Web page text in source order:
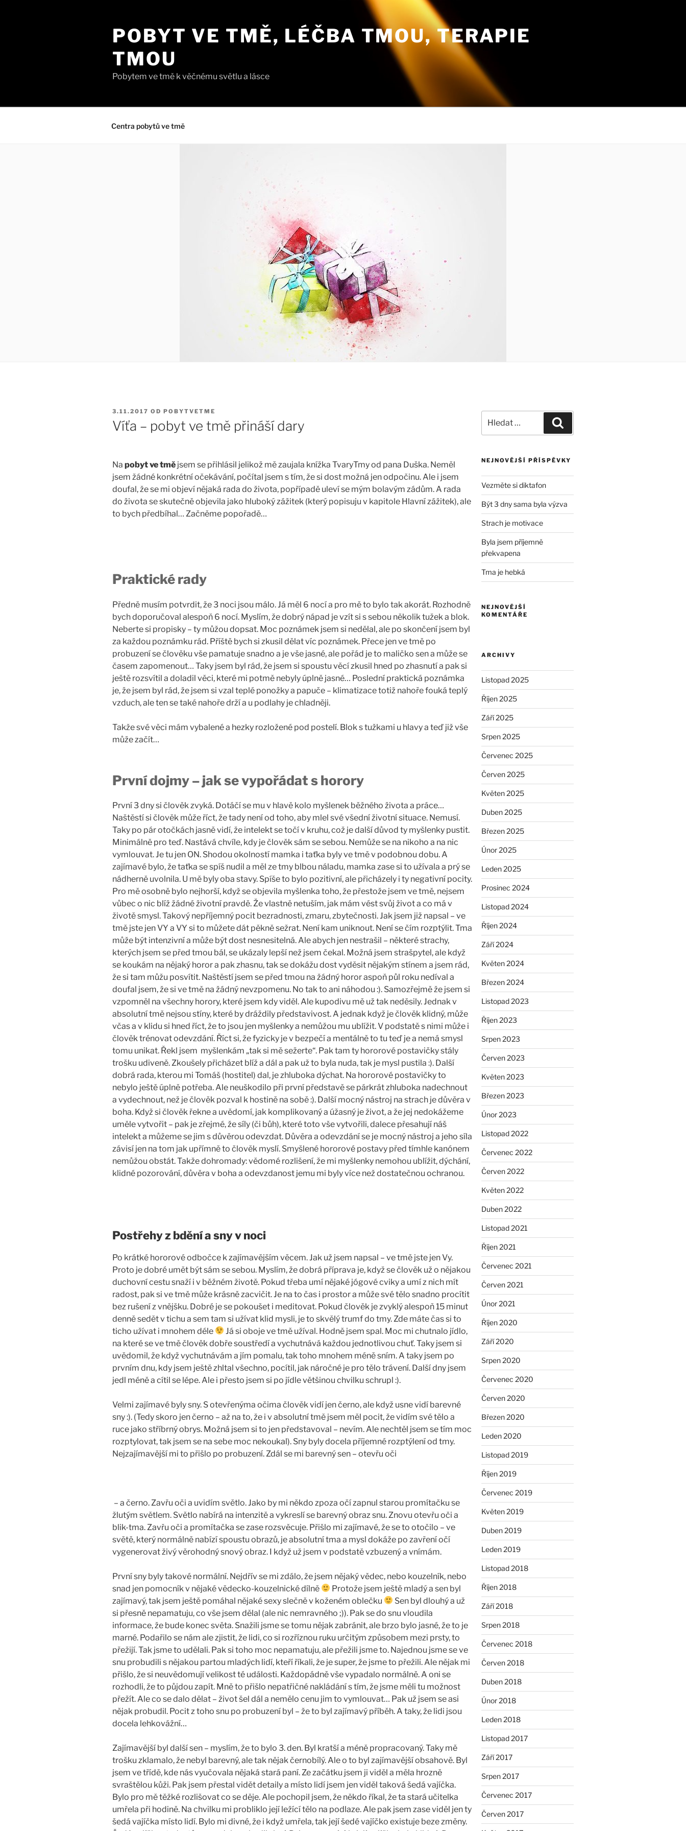
POBYT VE TMĚ, LÉČBA TMOU, TERAPIE
TMOU
Pobytem ve tmě k věčnému světlu a lásce
Centra pobytů ve tmě
PUBLIKOVÁNO
3.11.2017 OD POBYTVETME
Víťa – pobyt ve tmě přináší dary
Na pobyt ve tmě jsem se přihlásil jelikož mě zaujala knížka TvaryTmy od pana Duška. Neměl
jsem žádné konkrétní očekávání, počítal jsem s tím, že si dost možná jen odpočinu. Ale i jsem
doufal, že se mi objeví nějaká rada do života, popřípadě uleví se mým bolavým zádům. A rada
do života se skutečně objevila jako hluboký zážitek (který popisuju v kapitole Hlavní zážitek), ale
to bych předbíhal… Začněme popořadě…
Praktické rady
Předně musím potvrdit, že 3 noci jsou málo. Já měl 6 nocí a pro mě to bylo tak akorát. Rozhodně
bych doporučoval alespoň 6 nocí. Myslím, že dobrý nápad je vzít si s sebou několik tužek a blok.
Neberte si propisky – ty můžou dopsat. Moc poznámek jsem si nedělal, ale po skončení jsem byl
za každou poznámku rád. Příště bych si zkusil dělat víc poznámek. Přece jen ve tmě po
probuzení se člověku vše pamatuje snadno a je vše jasné, ale pořád je to maličko sen a může se
časem zapomenout… Taky jsem byl rád, že jsem si spoustu věcí zkusil hned po zhasnutí a pak si
ještě rozsvítil a doladil věci, které mi potmě nebyly úplně jasné… Poslední praktická poznámka
je, že jsem byl rád, že jsem si vzal teplé ponožky a papuče – klimatizace totiž nahoře fouká teplý
vzduch, ale ten se také nahoře drží a u podlahy je chladněji.
Takže své věci mám vybalené a hezky rozložené pod postelí. Blok s tužkami u hlavy a teď již vše
může začít…
První dojmy – jak se vypořádat s horory
První 3 dny si člověk zvyká. Dotáčí se mu v hlavě kolo myšlenek běžného života a práce…
Naštěstí si člověk může říct, že tady není od toho, aby mlel své všední životní situace. Nemusí.
Taky po pár otočkách jasně vidí, že intelekt se točí v kruhu, což je další důvod ty myšlenky pustit.
Minimálně pro teď. Nastává chvíle, kdy je člověk sám se sebou. Nemůže se na nikoho a na nic
vymlouvat. Je tu jen ON. Shodou okolností mamka i taťka byly ve tmě v podobnou dobu. A
zajímavé bylo, že taťka se spíš nudil a měl ze tmy blbou náladu, mamka zase si to užívala a prý se
nádherně uvolnila. U mě byly oba stavy. Spíše to bylo pozitivní, ale přicházely i ty negativní pocity.
Pro mě osobně bylo nejhorší, když se objevila myšlenka toho, že přestože jsem ve tmě, nejsem
vůbec o nic blíž žádné životní pravdě. Že vlastně netuším, jak mám vést svůj život a co má v
životě smysl. Takový nepříjemný pocit bezradnosti, zmaru, zbytečnosti. Jak jsem již napsal – ve
tmě jste jen VY a VY si to můžete dát pěkně sežrat. Není kam uniknout. Není se čím rozptýlit. Tma
může být intenzivní a může být dost nesnesitelná. Ale abych jen nestrašil – některé strachy,
kterých jsem se před tmou bál, se ukázaly lepší než jsem čekal. Možná jsem strašpytel, ale když
se koukám na nějaký horor a pak zhasnu, tak se dokážu dost vyděsit nějakým stínem a jsem rád,
že si tam můžu posvítit. Naštěstí jsem se před tmou na žádný horor aspoň půl roku nedíval a
doufal jsem, že si ve tmě na žádný nevzpomenu. No tak to ani náhodou :). Samozřejmě že jsem si
vzpomněl na všechny horory, které jsem kdy viděl. Ale kupodivu mě už tak neděsily. Jednak v
absolutní tmě nejsou stíny, které by dráždily představivost. A jednak když je člověk klidný, může
včas a v klidu si hned říct, že to jsou jen myšlenky a nemůžou mu ublížit. V podstatě s nimi může i
člověk trénovat odevzdání. Říct si, že fyzicky je v bezpečí a mentálně to tu teď je a nemá smysl
tomu unikat. Řekl jsem myšlenkám „tak si mě sežerte“. Pak tam ty hororové postavičky stály
trošku udiveně. Zkoušely přicházet blíž a dál a pak už to byla nuda, tak je mysl pustila :). Další
dobrá rada, kterou mi Tomáš (hostitel) dal, je zhluboka dýchat. Na hororové postavičky to
nebylo ještě úplně potřeba. Ale neuškodilo při první představě se párkrát zhluboka nadechnout
a vydechnout, než je člověk pozval k hostině na sobě :). Další mocný nástroj na strach je důvěra v
boha. Když si člověk řekne a uvědomí, jak komplikovaný a úžasný je život, a že jej nedokážeme
uměle vytvořit – pak je zřejmé, že síly (či bůh), které toto vše vytvořili, dalece přesahují náš
intelekt a můžeme se jim s důvěrou odevzdat. Důvěra a odevzdání se je mocný nástroj a jeho síla
závisí jen na tom jak upřímně to člověk myslí. Smyšlené hororové postavy před tímhle kanónem
nemůžou obstát. Takže dohromady: vědomé rozlišení, že mi myšlenky nemohou ublížit, dýchání,
klidné pozorování, důvěra v boha a odevzdanost jemu mi byly více než dostatečnou ochranou.
Postřehy z bdění a sny v noci
Po krátké hororové odbočce k zajímavějším věcem. Jak už jsem napsal – ve tmě jste jen Vy.
Proto je dobré umět být sám se sebou. Myslím, že dobrá příprava je, když se člověk už o nějakou
duchovní cestu snaží i v běžném životě. Pokud třeba umí nějaké jógové cviky a umí z nich mít
radost, pak si ve tmě může krásně zacvičit. Je na to čas i prostor a může své tělo snadno procítit
bez rušení z vnějšku. Dobré je se pokoušet i meditovat. Pokud člověk je zvyklý alespoň 15 minut
denně sedět v tichu a sem tam si užívat klid mysli, je to skvělý trumf do tmy. Zde máte čas si to
ticho užívat i mnohem déle
Já si oboje ve tmě užíval. Hodně jsem spal. Moc mi chutnalo jídlo,
na které se ve tmě člověk dobře soustředí a vychutnává každou jednotlivou chuť. Taky jsem si
uvědomil, že když vychutnávám a jím pomalu, tak toho mnohem méně sním. A taky jsem po
prvním dnu, kdy jsem ještě zhltal všechno, pocítil, jak náročné je pro tělo trávení. Další dny jsem
jedl méně a cítil se lépe. Ale i přesto jsem si po jídle většinou chvilku schrupl :).
Velmi zajímavé byly sny. S otevřenýma očima člověk vidí jen černo, ale když usne vidí barevné
sny :). (Tedy skoro jen černo – až na to, že i v absolutní tmě jsem měl pocit, že vidím své tělo a
ruce jako stříbrný obrys. Možná jsem si to jen představoval – nevím. Ale nechtěl jsem se tím moc
rozptylovat, tak jsem se na sebe moc nekoukal). Sny byly docela příjemné rozptýlení od tmy.
Nejzajímavější mi to přišlo po probuzení. Zdál se mi barevný sen – otevřu oči
– a černo. Zavřu oči a uvidím světlo. Jako by mi někdo zpoza očí zapnul starou promítačku se
žlutým světlem. Světlo nabírá na intenzitě a vykreslí se barevný obraz snu. Znovu otevřu oči a
blik-tma. Zavřu oči a promítačka se zase rozsvěcuje. Přišlo mi zajímavé, že se to otočilo – ve
světě, který normálně nabízí spoustu obrazů, je absolutní tma a mysl dokáže po zavření očí
vygenerovat živý věrohodný snový obraz. I když už jsem v podstatě vzbuzený a vnímám.
První sny byly takové normální. Nejdřív se mi zdálo, že jsem nějaký vědec, nebo kouzelník, nebo
snad jen pomocník v nějaké vědecko-kouzelnické dílně
Protože jsem ještě mladý a sen byl
zajímavý, tak jsem ještě pomáhal nějaké sexy slečně v koženém oblečku
Sen byl dlouhý a už
si přesně nepamatuju, co vše jsem dělal (ale nic nemravného ;)). Pak se do snu vloudila
informace, že bude konec světa. Snažili jsme se tomu nějak zabránit, ale brzo bylo jasné, že to je
marné. Podařilo se nám ale zjistit, že lidi, co si rozříznou ruku určitým způsobem mezi prsty, to
přežijí. Tak jsme to udělali. Pak si toho moc nepamatuju, ale přežili jsme to. Najednou jsme se ve
snu probudili s nějakou partou mladých lidí, kteří říkali, že je super, že jsme to přežili. Ale nějak mi
přišlo, že si neuvědomují velikost té události. Každopádně vše vypadalo normálně. A oni se
rozhodli, že to půjdou zapít. Mně to přišlo nepatřičné nakládání s tím, že jsme měli tu možnost
přežít. Ale co se dalo dělat – život šel dál a nemělo cenu jim to vymlouvat… Pak už jsem se asi
nějak probudil. Pocit z toho snu po probuzení byl – že to byl zajímavý příběh. A taky, že lidi jsou
docela lehkovážní…
Zajímavější byl další sen – myslím, že to bylo 3. den. Byl kratší a méně propracovaný. Taky mě
trošku zklamalo, že nebyl barevný, ale tak nějak černobílý. Ale o to byl zajímavější obsahově. Byl
jsem ve třídě, kde nás vyučovala nějaká stará paní. Ze začátku jsem ji viděl a měla hrozně
svraštělou kůži. Pak jsem přestal vidět detaily a místo lidí jsem jen viděl taková šedá vajíčka.
Bylo pro mě těžké rozlišovat co se děje. Ale pochopil jsem, že někdo říkal, že ta stará učitelka
umřela při hodině. Na chvilku mi probliklo její ležící tělo na podlaze. Ale pak jsem zase viděl jen ty
šedá vajíčka místo lidí. Bylo mi divné, že i když umřela, tak její šedé vajíčko existuje beze změny.
NEJNOVĚJŠÍ PŘÍSPĚVKY
Vezměte si diktafon
Být 3 dny sama byla výzva
Strach je motivace
Byla jsem příjemně
překvapena
Tma je hebká
NEJNOVĚJŠÍ
KOMENTÁŘE
ARCHIVY
Listopad 2025
Říjen 2025
Září 2025
Srpen 2025
Červenec 2025
Červen 2025
Květen 2025
Duben 2025
Březen 2025
Únor 2025
Leden 2025
Prosinec 2024
Listopad 2024
Říjen 2024
Září 2024
Květen 2024
Březen 2024
Listopad 2023
Říjen 2023
Srpen 2023
Červen 2023
Květen 2023
Březen 2023
Únor 2023
Listopad 2022
Červenec 2022
Červen 2022
Květen 2022
Duben 2022
Listopad 2021
Říjen 2021
Červenec 2021
Červen 2021
Únor 2021
Říjen 2020
Září 2020
Srpen 2020
Červenec 2020
Červen 2020
Březen 2020
Leden 2020
Listopad 2019
Říjen 2019
Červenec 2019
Květen 2019
Duben 2019
Leden 2019
Listopad 2018
Říjen 2018
Září 2018
Srpen 2018
Červenec 2018
Červen 2018
Duben 2018
Únor 2018
Leden 2018
Listopad 2017
Září 2017
Srpen 2017
Červenec 2017
Červen 2017